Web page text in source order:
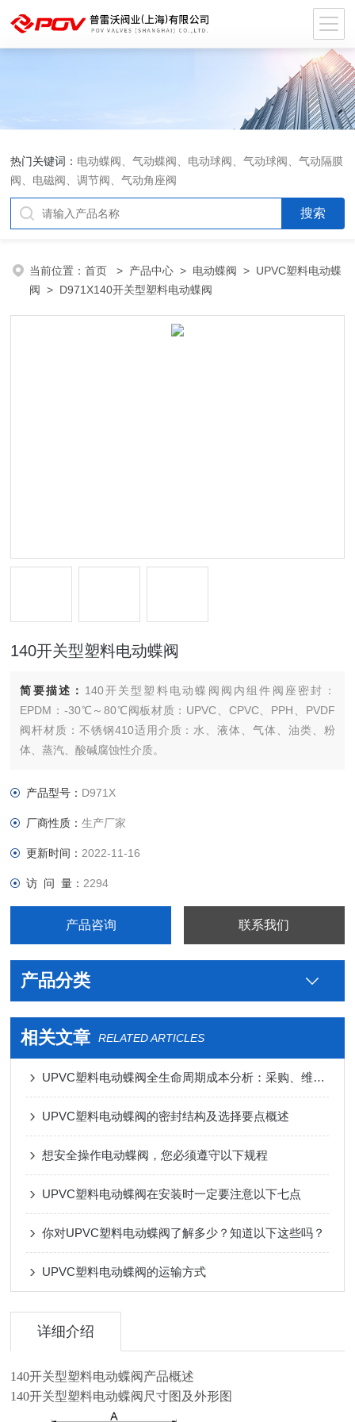
热门关键词： 电动蝶阀、气动蝶阀、电动球阀、气动球阀、气动隔膜
阀、电磁阀、调节阀、气动角座阀
当前位置：首页 > 产品中心 > 电动蝶阀 > UPVC塑料电动蝶
阀 > D971X140开关型塑料电动蝶阀
140开关型塑料电动蝶阀
简要描述： 140开关型塑料电动蝶阀阀内组件阀座密封：
EPDM：-30℃～80℃阀板材质：UPVC、CPVC、PPH、PVDF
阀杆材质：不锈钢410适用介质：水、液体、气体、油类、粉
体、蒸汽、酸碱腐蚀性介质。
产品型号： D971X
厂商性质：生产厂家
更新时间： 2022-11-16
访 问 量： 2294
产品咨询 联系我们
产品分类
相关文章 RELATED ARTICLES
UPVC塑料电动蝶阀全生命周期成本分析：采购、维护与更换周期
UPVC塑料电动蝶阀的密封结构及选择要点概述
想安全操作电动蝶阀，您必须遵守以下规程
UPVC塑料电动蝶阀在安装时一定要注意以下七点
你对UPVC塑料电动蝶阀了解多少？知道以下这些吗？
UPVC塑料电动蝶阀的运输方式
详细介绍
140开关型塑料电动蝶阀产品概述
140开关型塑料电动蝶阀 尺寸图及外形图